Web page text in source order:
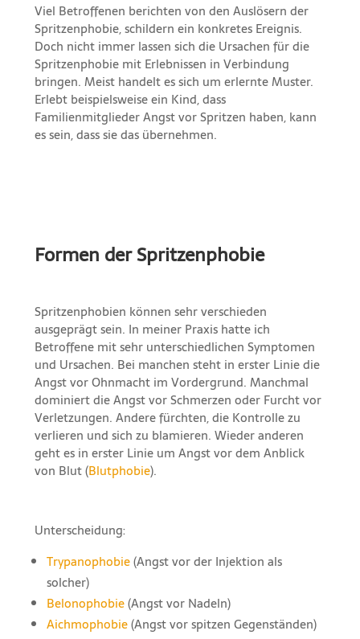
Viel Betroffenen berichten von den Auslösern der
Spritzenphobie, schildern ein konkretes Ereignis.
Doch nicht immer lassen sich die Ursachen für die
Spritzenphobie mit Erlebnissen in Verbindung
bringen. Meist handelt es sich um erlernte Muster.
Erlebt beispielsweise ein Kind, dass
Familienmitglieder Angst vor Spritzen haben, kann
es sein, dass sie das übernehmen.
Formen der Spritzenphobie
Spritzenphobien können sehr verschieden
ausgeprägt sein. In meiner Praxis hatte ich
Betroffene mit sehr unterschiedlichen Symptomen
und Ursachen. Bei manchen steht in erster Linie die
Angst vor Ohnmacht im Vordergrund. Manchmal
dominiert die Angst vor Schmerzen oder Furcht vor
Verletzungen. Andere fürchten, die Kontrolle zu
verlieren und sich zu blamieren. Wieder anderen
geht es in erster Linie um Angst vor dem Anblick
von Blut (Blutphobie).
Unterscheidung:
Trypanophobie(Angst vor der Injektion als
solcher)
Belonophobie(Angst vor Nadeln)
Aichmophobie(Angst vor spitzen Gegenständen)